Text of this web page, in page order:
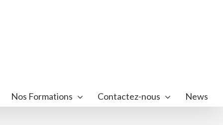
Nos Formations Contactez-nous News